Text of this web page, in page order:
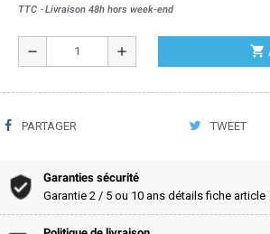
TTC Livraison 48h hors week-end
remove add shopping_cart
PARTAGER TWEET
Garanties sécurité
Garantie 2 / 5 ou 10 ans détails fiche article